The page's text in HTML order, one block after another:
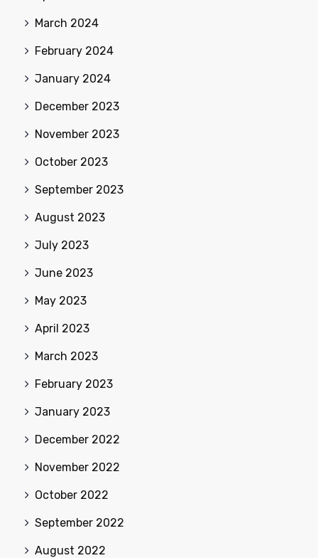
March 2024
February 2024
January 2024
December 2023
November 2023
October 2023
September 2023
August 2023
July 2023
June 2023
May 2023
April 2023
March 2023
February 2023
January 2023
December 2022
November 2022
October 2022
September 2022
August 2022